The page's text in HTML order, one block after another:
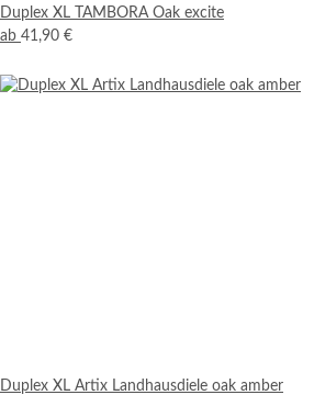
Duplex XL TAMBORA Oak excite
ab 41,90 €
Duplex XL Artix Landhausdiele oak amber